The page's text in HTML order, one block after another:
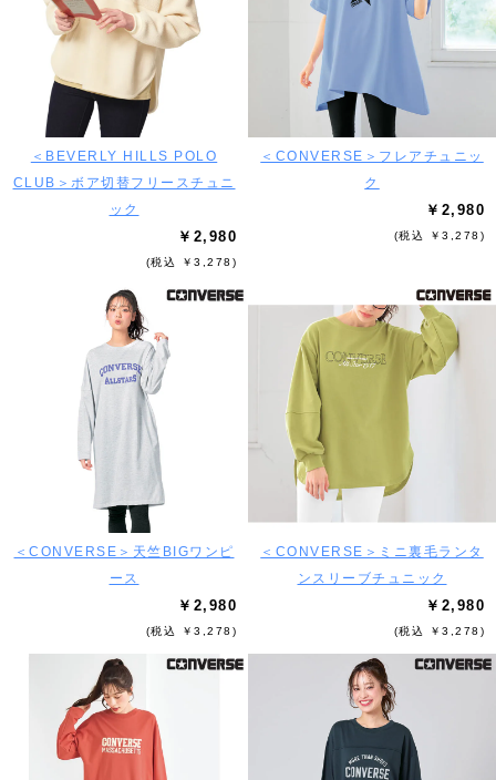
＜BEVERLY HILLS POLO
CLUB＞ボア切替フリースチュニ
ック
￥2,980
(税込 ￥3,278)
＜CONVERSE＞フレアチュニッ
ク
￥2,980
(税込 ￥3,278)
＜CONVERSE＞天竺BIGワンピ
ース
￥2,980
(税込 ￥3,278)
＜CONVERSE＞ミニ裏毛ランタ
ンスリーブチュニック
￥2,980
(税込 ￥3,278)